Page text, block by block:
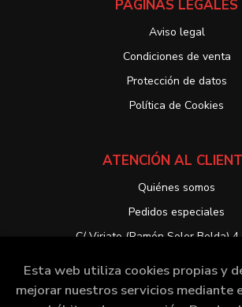
PÁGINAS LEGALES
Aviso legal
Condiciones de venta
Protección de datos
Política de Cookies
ATENCIÓN AL
Quiénes somos
Pedidos especiales
C/ Viriato (Ramón Soler Belda) 4
Esta web utiliza cookies propias y
mejorar nuestros servicios mediante